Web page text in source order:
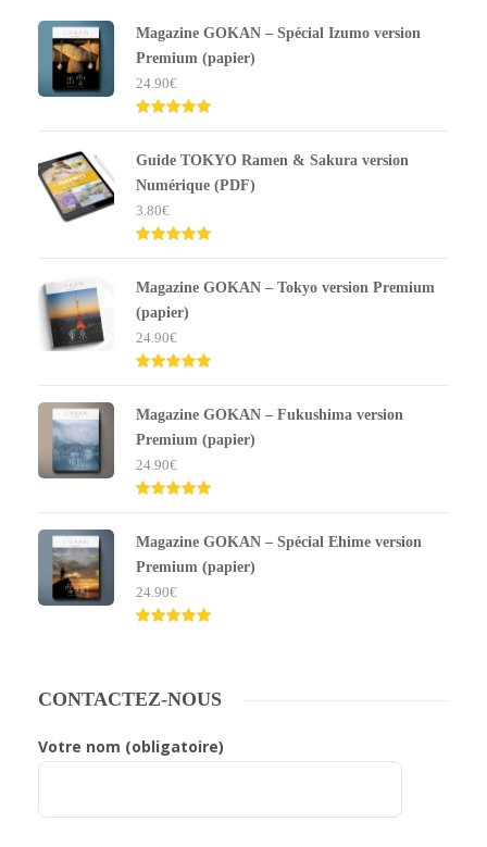
Magazine GOKAN – Spécial Izumo version
Premium (papier)
24.90€
sur 5
Guide TOKYO Ramen & Sakura version
Numérique (PDF)
3.80€
sur 5
Magazine GOKAN – Tokyo version Premium
(papier)
24.90€
sur 5
Magazine GOKAN – Fukushima version
Premium (papier)
24.90€
sur 5
Magazine GOKAN – Spécial Ehime version
Premium (papier)
24.90€
CONTACTEZ-NOUS
Votre nom (obligatoire)